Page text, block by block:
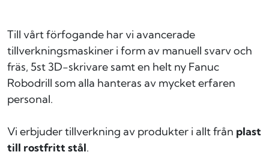
Till vårt förfogande har vi avancerade
tillverkningsmaskiner i form av manuell svarv och
fräs, 5st 3D-skrivare samt en helt ny Fanuc
Robodrill som alla hanteras av mycket erfaren
personal.
Vi erbjuder tillverkning av produkter i allt från plast
till rostfritt stål.